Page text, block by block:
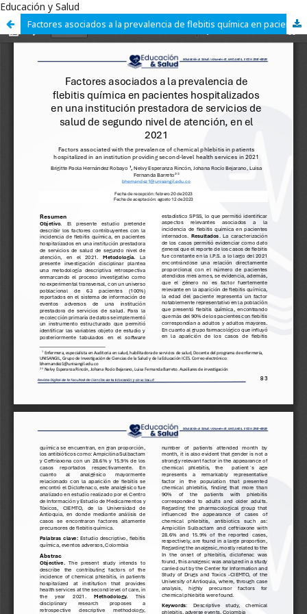
Educación y Salud
Factores asociados a la prevalencia de flebitis química en pacientes hospitalizados en una institución prestadora de servicios de salud de segundo nivel de atención, en el 2021